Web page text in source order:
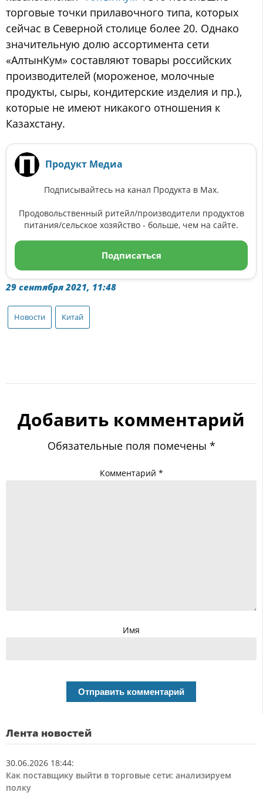
торговые точки прилавочного типа, которых
сейчас в Северной столице более 20. Однако
значительную долю ассортимента сети
«АлтынКум» составляют товары российских
производителей (мороженое, молочные
продукты, сыры, кондитерские изделия и пр.),
которые не имеют никакого отношения к
Казахстану.
Продукт Медиа
Подписывайтесь на канал Продукта в Max.
Продовольственный ритейл/производители продуктов
питания/сельское хозяйство - больше, чем на сайте.
Подписаться
29 сентября 2021, 11:48
Новости Китай
Добавить комментарий
Обязательные поля помечены *
Комментарий *
Имя
Лента новостей
30.06.2026 18:44:
Как поставщику выйти в торговые сети: анализируем
полку